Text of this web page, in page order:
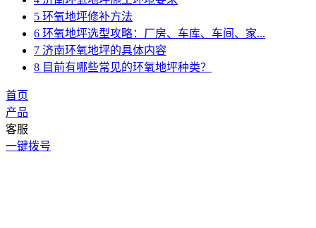
5 环氧地坪修补方法
6 ​环氧地坪选型攻略：厂房、车库、车间、家...
7 济南环氧地坪的具体内容
8 目前有哪些常见的环氧地坪种类？
首页
产品
客服
一键拨号